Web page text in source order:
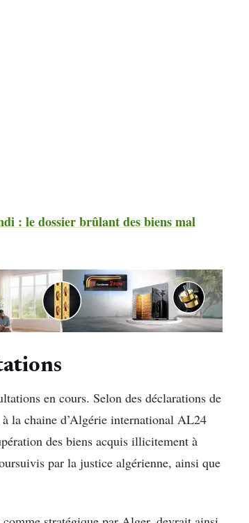
: le dossier brûlant des biens mal
en cours. Selon des déclarations de
la chaine d’Algérie international AL24
des biens acquis illicitement à
par la justice algérienne, ainsi que